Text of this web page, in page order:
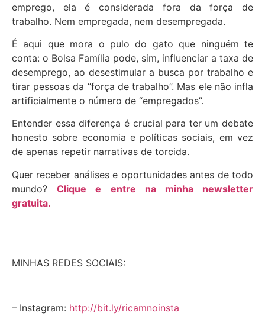
emprego, ela é considerada fora da força de
trabalho. Nem empregada, nem desempregada.
É aqui que mora o pulo do gato que ninguém te
conta: o Bolsa Família pode, sim, influenciar a taxa de
desemprego, ao desestimular a busca por trabalho e
tirar pessoas da “força de trabalho”. Mas ele não infla
artificialmente o número de “empregados”.
Entender essa diferença é crucial para ter um debate
honesto sobre economia e políticas sociais, em vez
de apenas repetir narrativas de torcida.
Quer receber análises e oportunidades antes de todo
mundo?Clique e entre na minha newsletter
gratuita.
MINHAS REDES SOCIAIS:
– Instagram: http://bit.ly/ricamnoinsta